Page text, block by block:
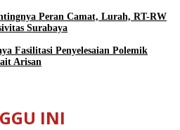
Peran Camat, Lurah, RT-RW
Surabaya
Fasilitasi Penyelesaian Polemik
Arisan
INI